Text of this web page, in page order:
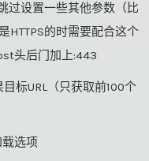
过设置一些其他参数（比
HTTPS的时需要配合这个
头后门加上:443
标URL（只获取前100个
选项